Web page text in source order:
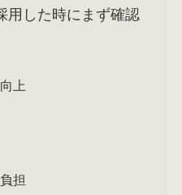
用した時にまず確認
上
担